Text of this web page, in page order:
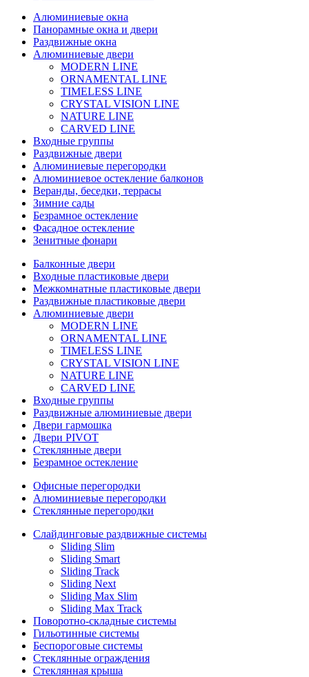
Алюминиевые окна
Панорамные окна и двери
Раздвижные окна
Алюминиевые двери
MODERN LINE
ORNAMENTAL LINE
TIMELESS LINE
CRYSTAL VISION LINE
NATURE LINE
CARVED LINE
Входные группы
Раздвижные двери
Алюминиевые перегородки
Алюминиевое остекление балконов
Веранды, беседки, террасы
Зимние сады
Безрамное остекление
Фасадное остекление
Зенитные фонари
Балконные двери
Входные пластиковые двери
Межкомнатные пластиковые двери
Раздвижные пластиковые двери
Алюминиевые двери
MODERN LINE
ORNAMENTAL LINE
TIMELESS LINE
CRYSTAL VISION LINE
NATURE LINE
CARVED LINE
Входные группы
Раздвижные алюминиевые двери
Двери гармошка
Двери PIVOT
Стеклянные двери
Безрамное остекление
Офисные перегородки
Алюминиевые перегородки
Стеклянные перегородки
Слайдинговые раздвижные системы
Sliding Slim
Sliding Smart
Sliding Track
Sliding Next
Sliding Max Slim
Sliding Max Track
Поворотно-складные системы
Гильотинные системы
Беспороговые системы
Стеклянные ограждения
Стеклянная крыша